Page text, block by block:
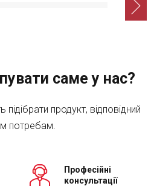
саме у нас?
продукт, відповідний
потребам.
Професійні
консультації